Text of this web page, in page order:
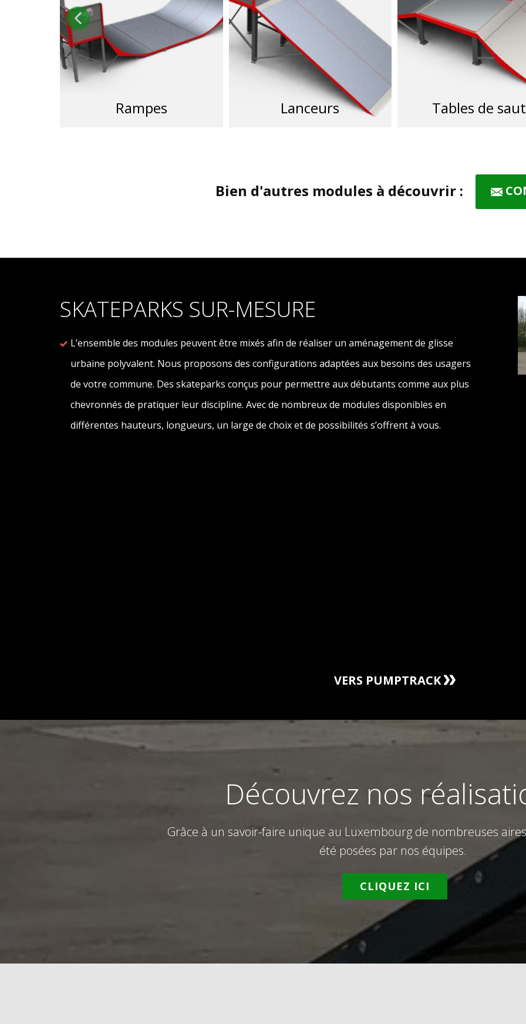
Rampes Lanceurs Tables de saut
Bien d'autres modules à découvrir :
SKATEPARKS SUR-MESURE
L’ensemble des modules peuvent être mixés afin de réaliser un aménagement de glisse
urbaine polyvalent. Nous proposons des configurations adaptées aux besoins des usagers
de votre commune. Des skateparks conçus pour permettre aux débutants comme aux plus
chevronnés de pratiquer leur discipline. Avec de nombreux de modules disponibles en
différentes hauteurs, longueurs, un large de choix et de possibilités s’offrent à vous.
VERS PUMPTRACK
Découvrez nos
Grâce à un savoir-faire unique au Luxembourg de nombreuses
été posées par nos équipes.
CLIQUEZ ICI